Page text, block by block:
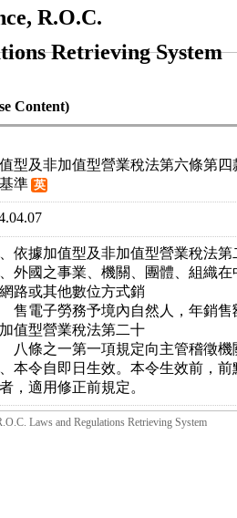
R.O.C.
Retrieving System
Content)
型及非加值型營業稅法第六條第
準 英
依據加值型及非加值型營業稅法第
外國之事業、機關、團體、組織
路或其他數位方式銷
電子勞務予境內自然人，年銷售
值型營業稅法第二十
條之一第一項規定向主管稽徵機
本令自即日生效。本令生效前，
，適用修正前規定。
Laws and Regulations Retrieving System